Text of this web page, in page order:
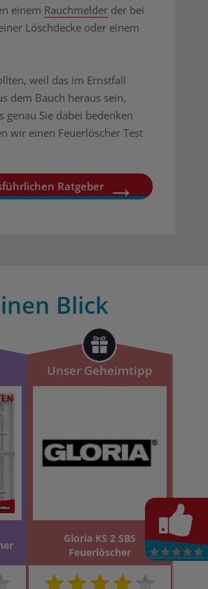
einem Rauchmelderder bei
Löschdecke oder einem
weil das im Ernstfall
dem Bauch heraus sein,
Sie dabei bedenken
wir einen Feuerlöscher Test
Ratgeber
Blick
Unser Geheimtipp
Gloria KS 2 SBS
Feuerlöscher